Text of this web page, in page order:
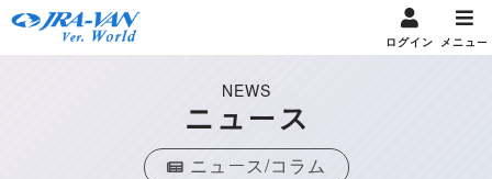
ログイン メニュー
NEWS
ニュース
ニュース/コラム